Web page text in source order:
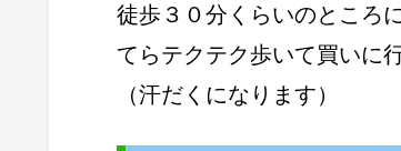
徒歩３０分くらいのところ
てらテクテク歩いて買いに
（汗だくになります）